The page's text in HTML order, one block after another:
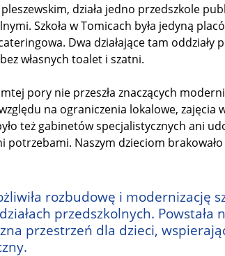
działa jedno przedszkole
Szkoła w Tomicach była jedyną
Dwa działające tam oddziały
własnych toalet i szatni.
pory nie przeszła znaczących
na ograniczenia lokalowe, zajęcia
też gabinetów specjalistycznych ani
potrzebami. Naszym dzieciom
rozbudowę i modernizację
przedszkolnych. Powstała
przestrzeń dla dzieci,